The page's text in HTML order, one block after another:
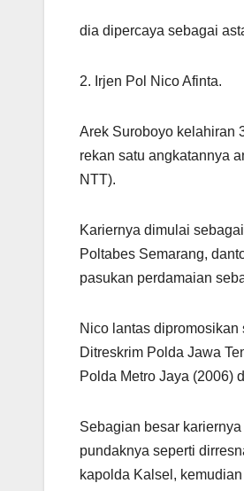
dia dipercaya sebagai
2. Irjen Pol Nico Afinta.
Arek Suroboyo kelahiran
rekan satu angkatannya
NTT).
Kariernya dimulai
Poltabes Semarang,
pasukan perdamaian
Nico lantas
Ditreskrim Polda Jawa
Polda Metro Jaya (2006)
Sebagian besar
pundaknya seperti
kapolda Kalsel,